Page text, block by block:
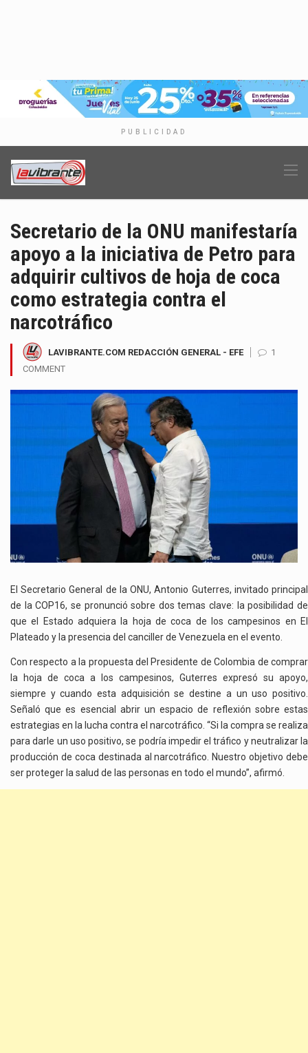
PUBLICIDAD
Secretario de la ONU manifestaría
apoyo a la iniciativa de Petro para
adquirir cultivos de hoja de coca
como estrategia contra el
narcotráfico
LAVIBRANTE.COM REDACCIÓN GENERAL - EFE
1
COMMENT
El Secretario General de la ONU, Antonio Guterres, invitado principal
de la COP16, se pronunció sobre dos temas clave: la posibilidad de
que el Estado adquiera la hoja de coca de los campesinos en El
Plateado y la presencia del canciller de Venezuela en el evento.
Con respecto a la propuesta del Presidente de Colombia de comprar
la hoja de coca a los campesinos, Guterres expresó su apoyo,
siempre y cuando esta adquisición se destine a un uso positivo.
Señaló que es esencial abrir un espacio de reflexión sobre estas
estrategias en la lucha contra el narcotráfico. “Si la compra se realiza
para darle un uso positivo, se podría impedir el tráfico y neutralizar la
producción de coca destinada al narcotráfico. Nuestro objetivo debe
ser proteger la salud de las personas en todo el mundo”, afirmó.